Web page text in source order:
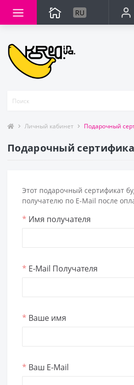
RU
Личный кабинет Подарочный
Подарочный
Этот подарочный сертификат
получателю по E-Mail после
* Имя получателя
* E-Mail Получателя
* Ваше имя
* Ваш E-Mail